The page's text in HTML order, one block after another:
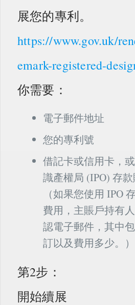
展您的專利。
https://www.gov.uk/
emark-registered-
你需要：
電子郵件地址
您的專利號
借記卡或信用卡，
識產權局 (IPO) 存款
（如果您使用 IPO
費用，主賬戶持有
認電子郵件，其中
訂以及費用多少。）
第2步：
開始續展